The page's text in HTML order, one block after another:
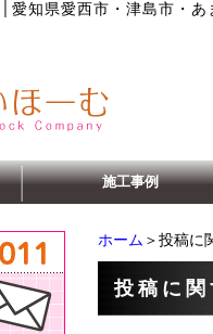
愛知県愛西市・津島市・
施工事例
ホーム ＞投稿に
投稿に